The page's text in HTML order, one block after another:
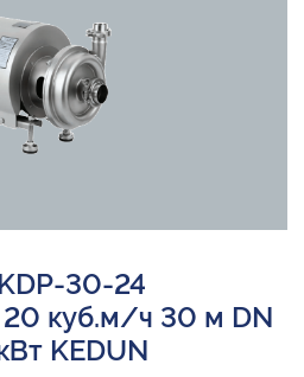
30-24
куб.м/ч 30 м DN
KEDUN